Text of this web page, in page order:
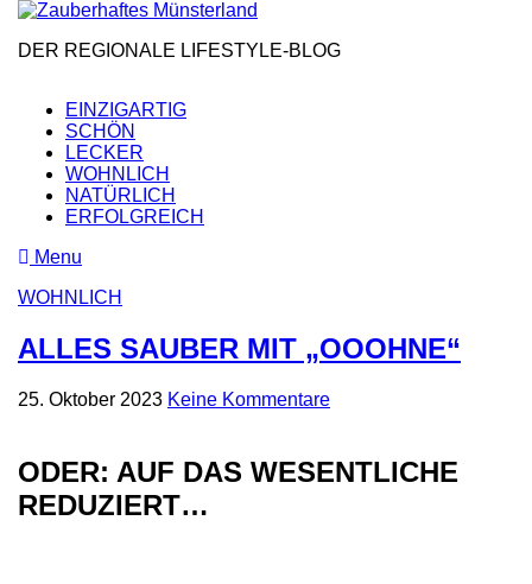
Skip
theDER REGIONALE LIFESTYLE-BLOG
EINZIGARTIG
SCHÖN
LECKER
WOHNLICH
NATÜRLICH
ERFOLGREICH
Menu
WOHNLICH
ALLES SAUBER MIT „OOOHNE“
25. Oktober 2023 Keine Kommentare
ODER: AUF DAS WESENTLICHE
REDUZIERT…